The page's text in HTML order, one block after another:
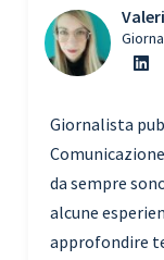
Giornalista
da sempre
alcune
approfondire